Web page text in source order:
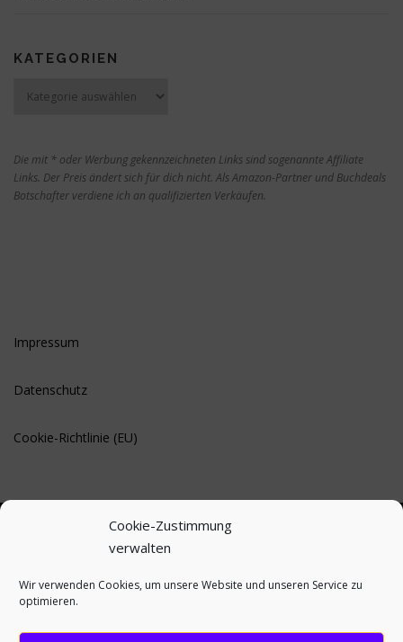
Cookie-Zustimmung
verwalten
Wir verwenden Cookies, um unsere Website und unseren Service zu
optimieren.
KATEGORIEN
Die mit * oder Werbung gekennzeichneten Links sind sogenannte Affiliate
Links. Der Preis ändert sich für dich nicht. Als Amazon-Partner und Buchdeals
Botschafter verdiene ich an qualifizierten Verkäufen.
Impressum
Datenschutz
Cookie-Richtlinie (EU)